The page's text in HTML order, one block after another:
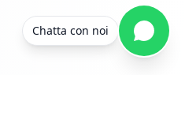
Chatta con noi